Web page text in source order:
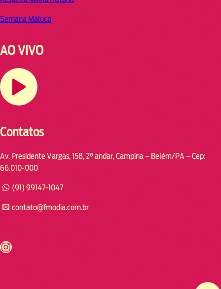
Semana Maluca
AO VIVO
Contatos
Av. Presidente Vargas, 158, 2° andar, Campina – Belém/PA – Cep:
66.010-000
(91) 99147-1047
contato@fmodia.com.br
https://www.instagram.com/fmodia.cabofrio/